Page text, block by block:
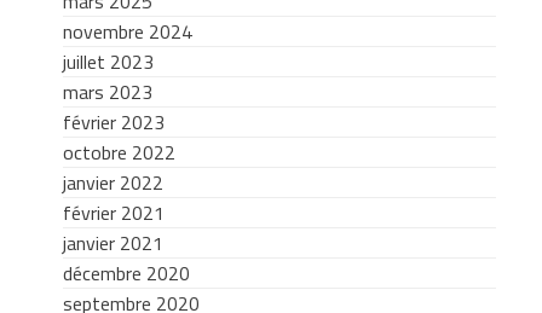
novembre 2024
juillet 2023
mars 2023
février 2023
octobre 2022
janvier 2022
février 2021
janvier 2021
décembre 2020
septembre 2020